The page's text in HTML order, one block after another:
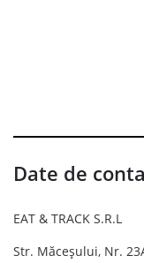
Date de
EAT & TRACK S.R.L
Str. Măceșului, Nr.